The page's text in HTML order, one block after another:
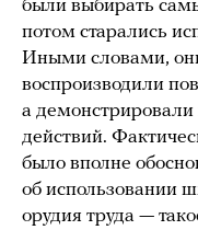
были выбирать
потом старались
Иными словами,
воспроизводили
а
действий.
было вполне
об использовании
орудия труда —